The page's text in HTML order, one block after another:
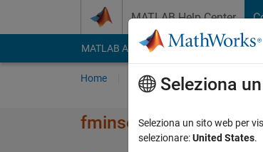
MATLAB Help Center
MATLAB Answers File Exchange
Home Poni una domanda
fminsearchの並列処理
Seleziona
Seleziona un sito web per
selezionare:United States.